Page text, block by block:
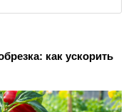
как ускорить